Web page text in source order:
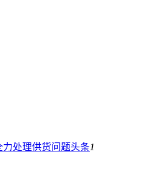
处理供货问题头条1